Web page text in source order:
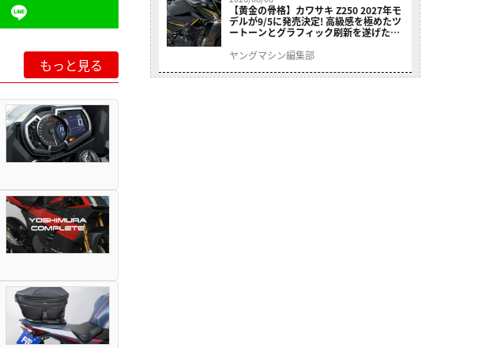
もっと見る
【黄金の骨格】カワサキ Z250 2027年モ
デルが9/5に発売決定! 高級感を極めたツ
ートーンとグラフィック刷新を遂げた本
ヤングマシン編集部